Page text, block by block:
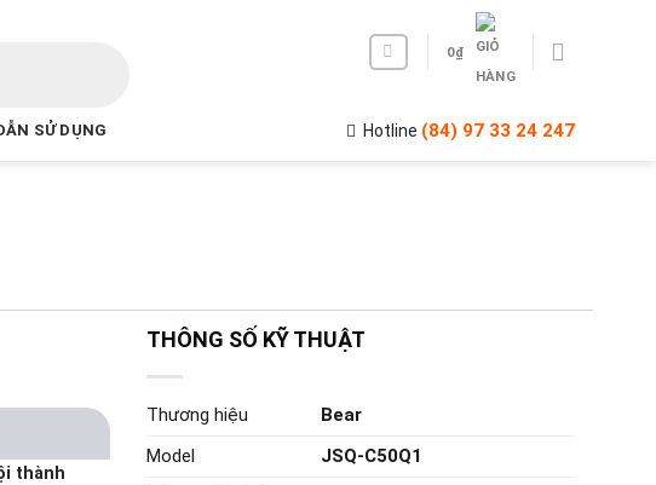
0₫
SỬ DỤNG Hotline (84) 97 33 24 247
thành
THÔNG SỐ KỸ THUẬT
Thương hiệu
Bear
Model
JSQ-C50Q1